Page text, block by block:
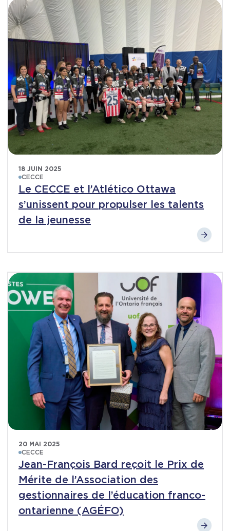
18 JUIN 2025
CECCE
Le CECCE et l’Atlético Ottawa
s’unissent pour propulser les talents
de la jeunesse
20 MAI 2025
CECCE
Jean-François Bard reçoit le Prix de
Mérite de l’Association des
gestionnaires de l’éducation franco-
ontarienne (AGÉFO)